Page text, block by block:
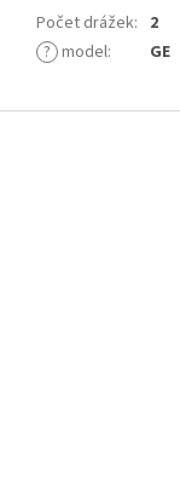
Počet drážek: 2
? model: GE